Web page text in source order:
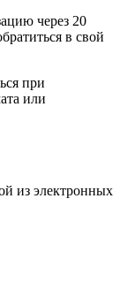
через 20
в свой
при
или
из электронных